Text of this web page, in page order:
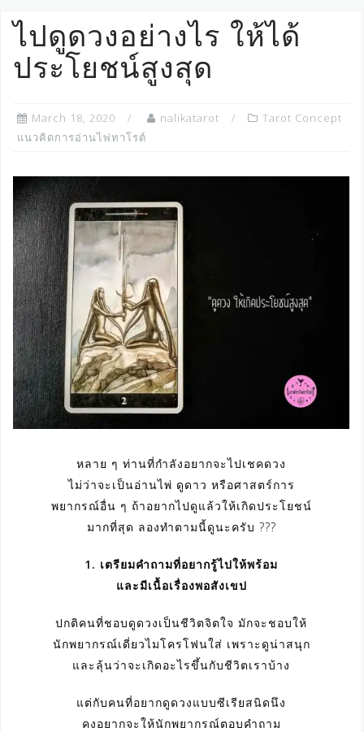
ไปดูดวงอย่างไร ให้ได้
ประโยชน์สูงสุด
March 18, 2020 nalikatarot
Tarot Concept
แนวคิดการอ่านไพ่ทาโรต์
หลาย ๆ ท่านที่กำลังอยากจะไปเชคดวง
ไม่ว่าจะเป็นอ่านไพ่ ดูดาว หรือศาสตร์การ
พยากรณ์อื่น ๆ ถ้าอยากไปดูแล้วให้เกิดประโยชน์
มากที่สุด ลองทำตามนี้ดูนะครับ ???
1. เตรียมคำถามที่อยากรู้ไปให้พร้อม
และมีเนื้อเรื่องพอสังเขป
ปกติคนที่ชอบดูดวงเป็นชีวิตจิตใจ มักจะชอบให้
นักพยากรณ์เดี่ยวไมโครโฟนใส่ เพราะดูน่าสนุก
และลุ้นว่าจะเกิดอะไรขึ้นกับชีวิตเราบ้าง
แต่กับคนที่อยากดูดวงแบบซีเรียสนิดนึง
คงอยากจะให้นักพยากรณ์ตอบคำถาม